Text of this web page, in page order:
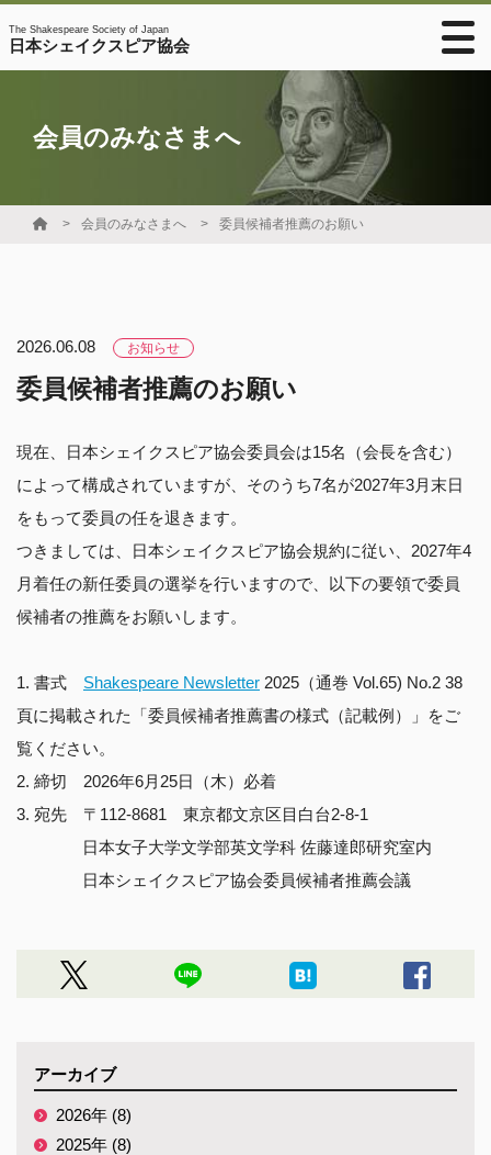
The Shakespeare Society of Japan
日本シェイクスピア協会
会員のみなさまへ
会員のみなさまへ 委員候補者推薦のお願い
2026.06.08 お知らせ
委員候補者推薦のお願い
現在、日本シェイクスピア協会委員会は15名（会長を含む）
によって構成されていますが、そのうち7名が2027年3月末日
をもって委員の任を退きます。
つきましては、日本シェイクスピア協会規約に従い、2027年4
月着任の新任委員の選挙を行いますので、以下の要領で委員
候補者の推薦をお願いします。
1. 書式 Shakespeare Newsletter 2025（通巻 Vol.65) No.2 38
頁に掲載された「委員候補者推薦書の様式（記載例）」をご
覧ください。
2. 締切 2026年6月25日（木）必着
3. 宛先 〒112-8681 東京都文京区目白台2-8-1
日本女子大学文学部英文学科 佐藤達郎研究室内
日本シェイクスピア協会委員候補者推薦会議
アーカイブ
2026年 (8)
2025年 (8)